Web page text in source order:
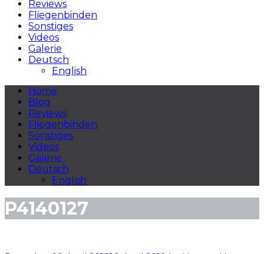
Reviews
Fliegenbinden
Sonstiges
Videos
Galerie
Deutsch
English
Home
Blog
Reviews
Fliegenbinden
Sonstiges
Videos
Galerie
Deutsch
English
P4140127